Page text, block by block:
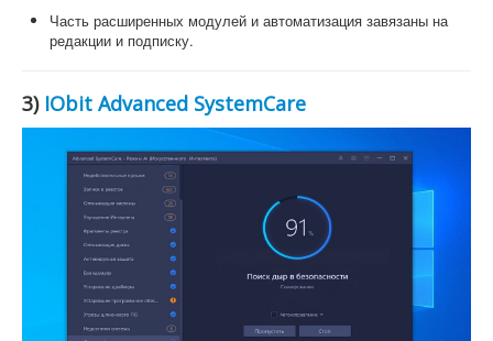
Часть расширенных модулей и автоматизация завязаны на
редакции и подписку.
3) IObit Advanced SystemCare